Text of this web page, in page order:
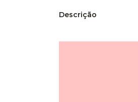
Descrição